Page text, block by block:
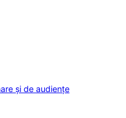
și de audiențe